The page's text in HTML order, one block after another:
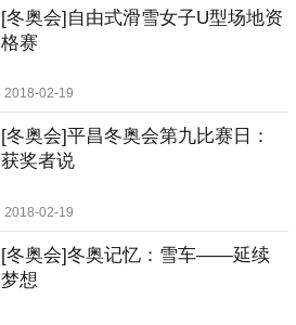
[冬奥会]自由式滑雪女子U型场地资
格赛
2018-02-19
[冬奥会]平昌冬奥会第九比赛日：
获奖者说
2018-02-19
[冬奥会]冬奥记忆：雪车——延续
梦想